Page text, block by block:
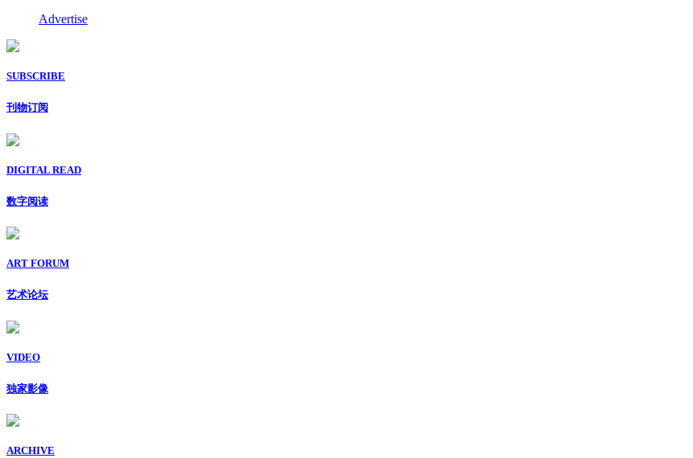
Advertise
SUBSCRIBE
刊物订阅
DIGITAL READ
数字阅读
ART FORUM
艺术论坛
VIDEO
独家影像
ARCHIVE